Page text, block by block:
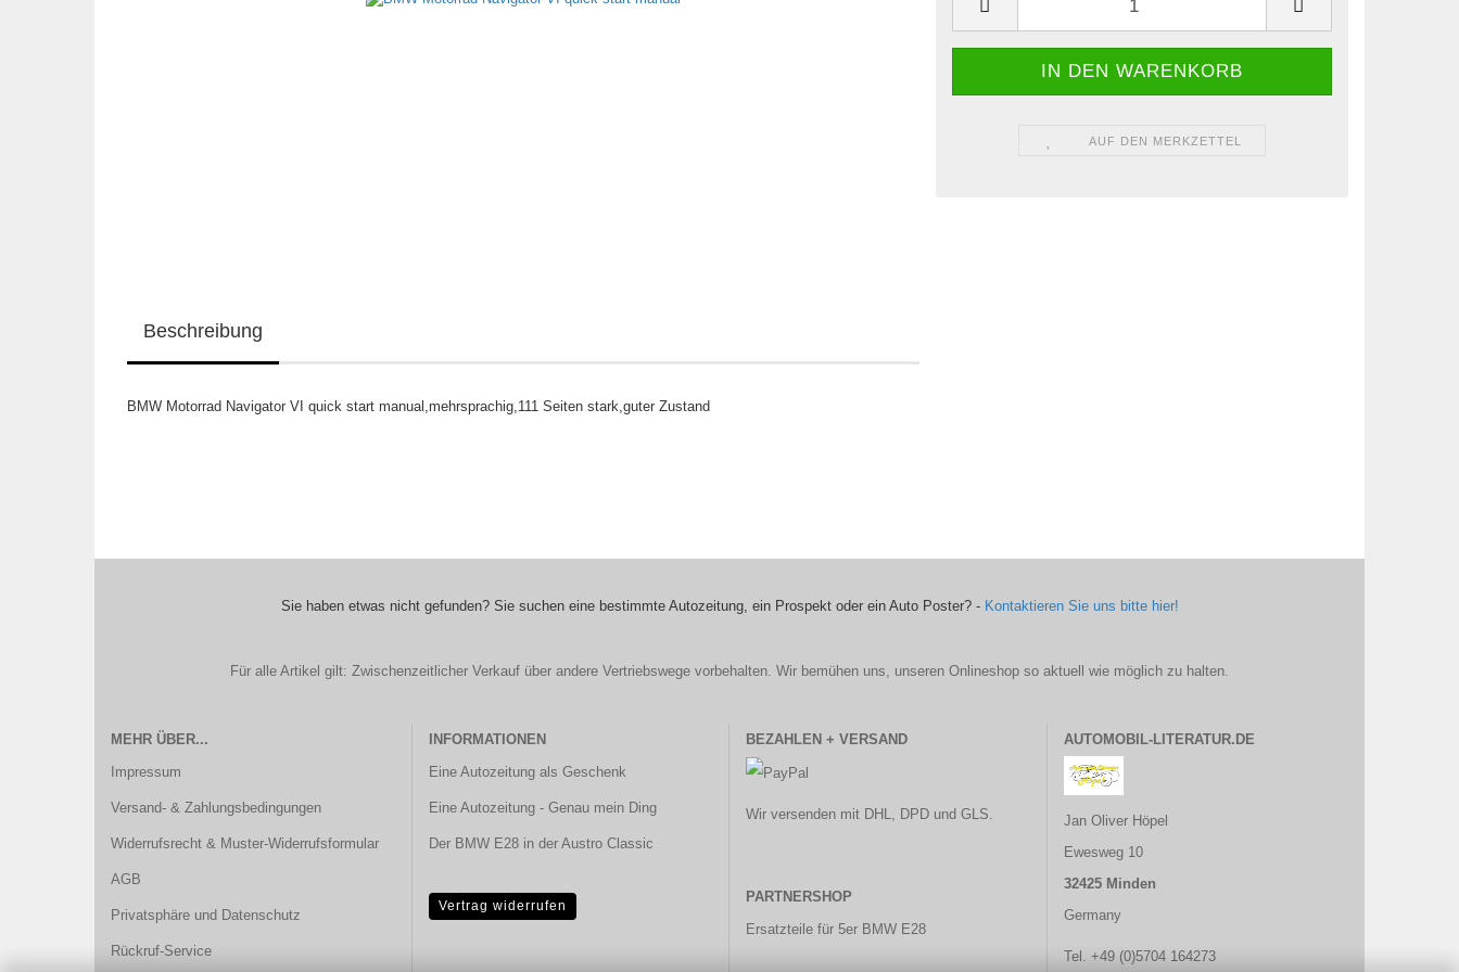
AUF DEN MERKZETTEL
Beschreibung
BMW Motorrad Navigator VI quick start manual,mehrsprachig,111 Seiten stark,guter Zustand
Sie haben etwas nicht gefunden? Sie suchen eine bestimmte Autozeitung, ein Prospekt oder ein Auto Poster? - Kontaktieren Sie uns bitte hier!
Für alle Artikel gilt: Zwischenzeitlicher Verkauf über andere Vertriebswege vorbehalten. Wir bemühen uns, unseren Onlineshop so aktuell wie möglich zu halten.
MEHR ÜBER...
Impressum
Versand- & Zahlungsbedingungen
Widerrufsrecht & Muster-Widerrufsformular
AGB
Privatsphäre und Datenschutz
Rückruf-Service
INFORMATIONEN
Eine Autozeitung als Geschenk
Eine Autozeitung - Genau mein Ding
Der BMW E28 in der Austro Classic
Vertrag widerrufen
BEZAHLEN + VERSAND
Wir versenden mit DHL, DPD und GLS.
PARTNERSHOP
Ersatzteile für 5er BMW E28
AUTOMOBIL-LITERATUR.DE
Jan Oliver Höpel
Ewesweg 10
32425 Minden
Germany
Tel. +49 (0)5704 164273